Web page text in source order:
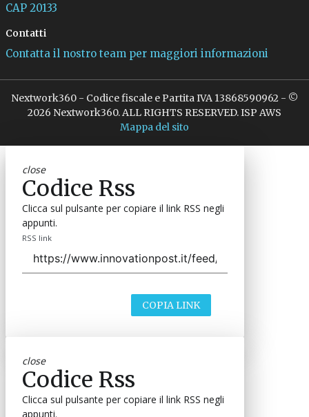
CAP 20133
Contatti
Contatta il nostro team per maggiori informazioni
Nextwork360 - Codice fiscale e Partita IVA 13868590962 - ©
2026 Nextwork360. ALL RIGHTS RESERVED. ISP AWS
Mappa del sito
close
Codice Rss
Clicca sul pulsante per copiare il link RSS negli
appunti.
RSS link
COPIA LINK
close
Codice Rss
Clicca sul pulsante per copiare il link RSS negli
appunti.